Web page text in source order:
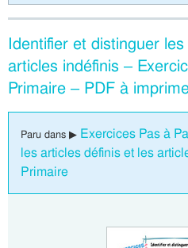
Identifier et distinguer
articles indéfinis –
Primaire – PDF à
Paru dans ▶ Exercices Pas à
les articles définis et les
Primaire